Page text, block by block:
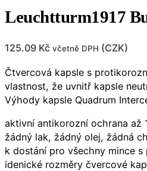
Leuchtturm1917
125.09 Kč včetně DPH (CZK)
Čtvercová kapsle s
vlastnost, že uvnitř kapsle
Výhody kapsle Quadrum
aktivní antikorozní ochrana až
žádný lak, žádný olej, žádná
k dostání pro všechny mince s
idenické rozměry čvercové